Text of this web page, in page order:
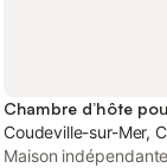
Coudeville-sur-Mer,
Maison